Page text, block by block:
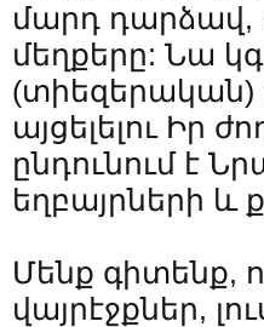
մարդ դարձավ,
մեղքերը: Նա
(տիեզերական)
այցելելու Իր
ընդունում է
եղբայրների և
Մենք գիտենք,
վայրէջքներ,